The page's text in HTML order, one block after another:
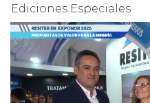
Ediciones Especiales